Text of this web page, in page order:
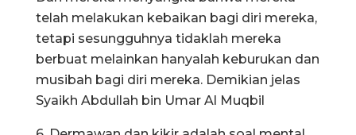
telah melakukan kebaikan bagi diri mereka,
tetapi sesungguhnya tidaklah mereka
berbuat melainkan hanyalah keburukan dan
musibah bagi diri mereka. Demikian jelas
Syaikh Abdullah bin Umar Al Muqbil